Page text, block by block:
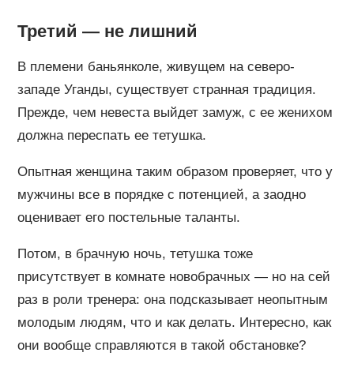
Третий — не лишний
В племени баньянколе, живущем на северо-
западе Уганды, существует странная традиция.
Прежде, чем невеста выйдет замуж, с ее женихом
должна переспать ее тетушка.
Опытная женщина таким образом проверяет, что у
мужчины все в порядке с потенцией, а заодно
оценивает его постельные таланты.
Потом, в брачную ночь, тетушка тоже
присутствует в комнате новобрачных — но на сей
раз в роли тренера: она подсказывает неопытным
молодым людям, что и как делать. Интересно, как
они вообще справляются в такой обстановке?